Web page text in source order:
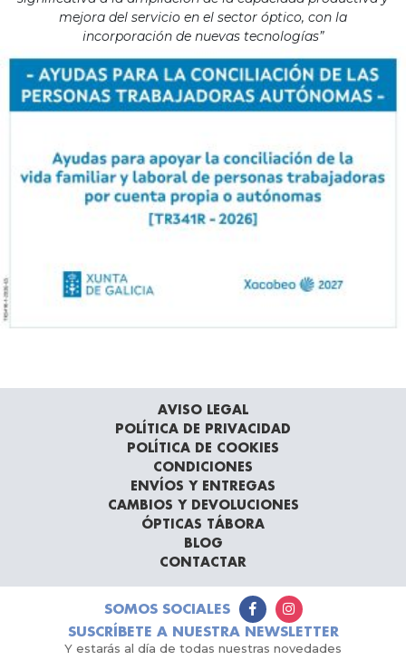
mejora del servicio en el sector óptico, con la
incorporación de nuevas tecnologías”
AVISO LEGAL
POLÍTICA DE PRIVACIDAD
POLÍTICA DE COOKIES
CONDICIONES
ENVÍOS Y ENTREGAS
CAMBIOS Y DEVOLUCIONES
ÓPTICAS TÁBORA
BLOG
CONTACTAR
SOMOS SOCIALES
SUSCRÍBETE A NUESTRA NEWSLETTER
Y estarás al día de todas nuestras novedades